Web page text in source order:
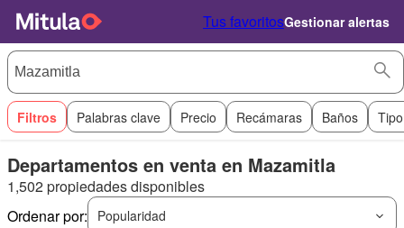
Tus favoritosGestionar alertas
Filtros Palabras clave Precio Recámaras Baños
Departamentos en venta en Mazamitla
1,502 propiedades disponibles
Ordenar por:
Popularidad